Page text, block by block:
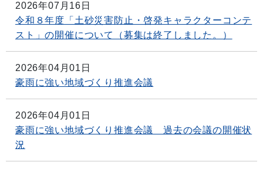
2026年07月16日
令和８年度「土砂災害防止・啓発キャラクターコンテ
スト」の開催について（募集は終了しました。）
2026年04月01日
豪雨に強い地域づくり推進会議
2026年04月01日
豪雨に強い地域づくり推進会議 過去の会議の開催状
況